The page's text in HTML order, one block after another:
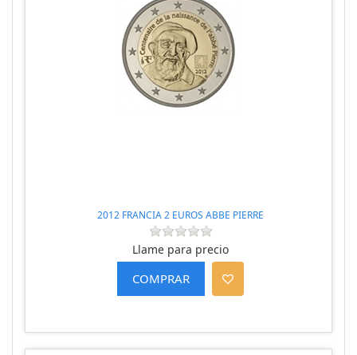
2012 FRANCIA 2 EUROS ABBE PIERRE
Llame para precio